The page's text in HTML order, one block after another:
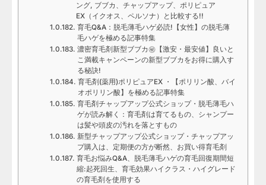
ング, ブブカ、チャップアップ、ポリピュア
EX（イクオス、ペルソナ）と比較する!!
育毛Q&A：脱毛薄毛ハゲ必読!【女性】の脱毛薄
毛ハゲを極める記事特集
濃密育毛剤新型ブブカ㊙【激安・最安値】良いと
こ満載キャンペーンの新型ブブカをお得に購入す
る秘訣!
育毛剤(薬用)ポリピュアEX ・【ポリリン酸、バイ
オポリリン酸】を極める記事特集
育毛剤チャップアップ公式ショップ・脱毛薄毛ハ
ゲが読み解く：育毛剤は育てるもの、シャンプー
は髪や頭皮の汚れを落とすもの
新型チャップアップ公式ショップ・チャップアッ
プ購入は、定期便の方が断然、お買い得育毛剤
育毛お悩みQ&A、脱毛薄毛ハゲの育毛回復期間短
縮:起死回生、育毛効果ハイクラス・ハイグレード
の育毛剤を使用する